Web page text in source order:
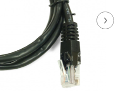
›